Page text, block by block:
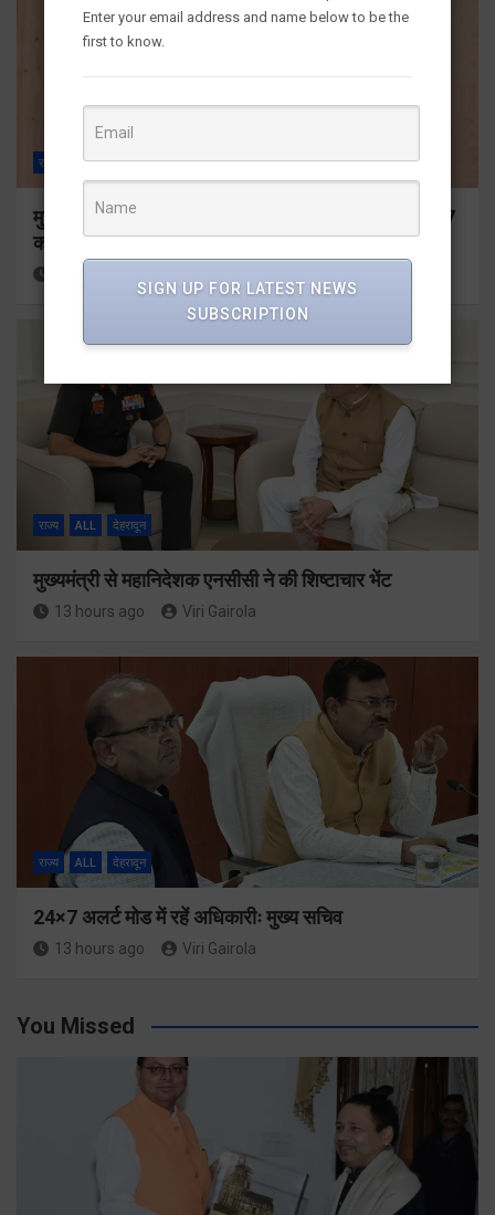
राज्य ALL देहरादून
मुख्यमंत्री ने प्रदान की विभिन्न विकास योजनाओं के लिए 1967
करोड़ की वित्तीय स्वीकृति
राज्य ALL देहरादून
मुख्यमंत्री से महानिदेशक एनसीसी ने की शिष्टाचार भेंट
13 hours ago Viri Gairola
राज्य ALL देहरादून
24×7 अलर्ट मोड में रहें अधिकारीः मुख्य सचिव
13 hours ago Viri Gairola
You Missed
Enter your email address and name below to be the
first to know.
SIGN UP FOR LATEST NEWS
SUBSCRIPTION